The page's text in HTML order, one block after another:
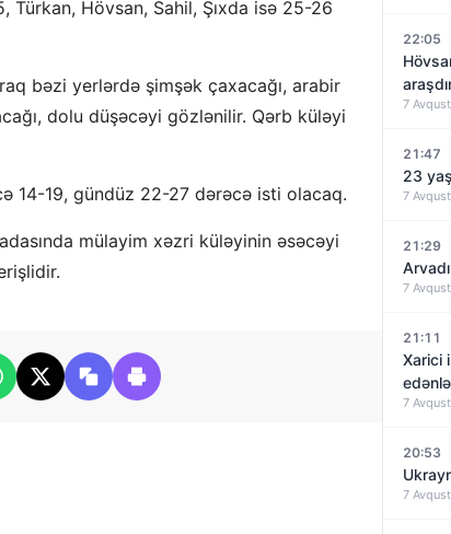
Türkan, Hövsan, Sahil, Şıxda isə 25-26
bəzi yerlərdə şimşək çaxacağı, arabir
dolu düşəcəyi gözlənilir. Qərb küləyi
14-19, gündüz 22-27 dərəcə isti olacaq.
mülayim xəzri küləyinin əsəcəyi
22:05
7
21:47
23
7
21:29
7
21:11
Xarici
7
20:53
7